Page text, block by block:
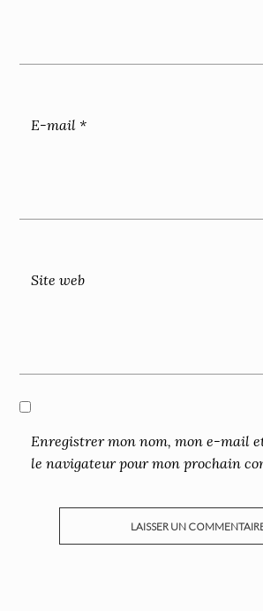
E-mail *
Site web
Enregistrer mon nom, mon e-mail
le navigateur pour mon prochain